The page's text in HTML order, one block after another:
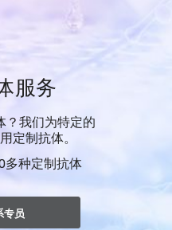
服务
？我们为特定的
定制抗体。
多种定制抗体
专员